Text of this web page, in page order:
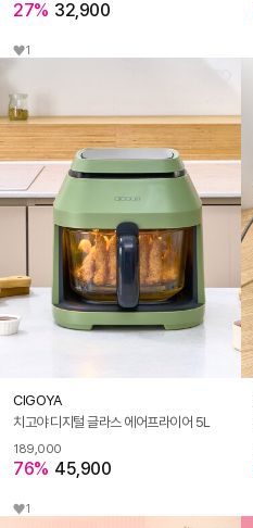
27% 32,900
1
CIGOYA
치고야 디지털 글라스 에어프라이어 5L
189,000
76% 45,900
1